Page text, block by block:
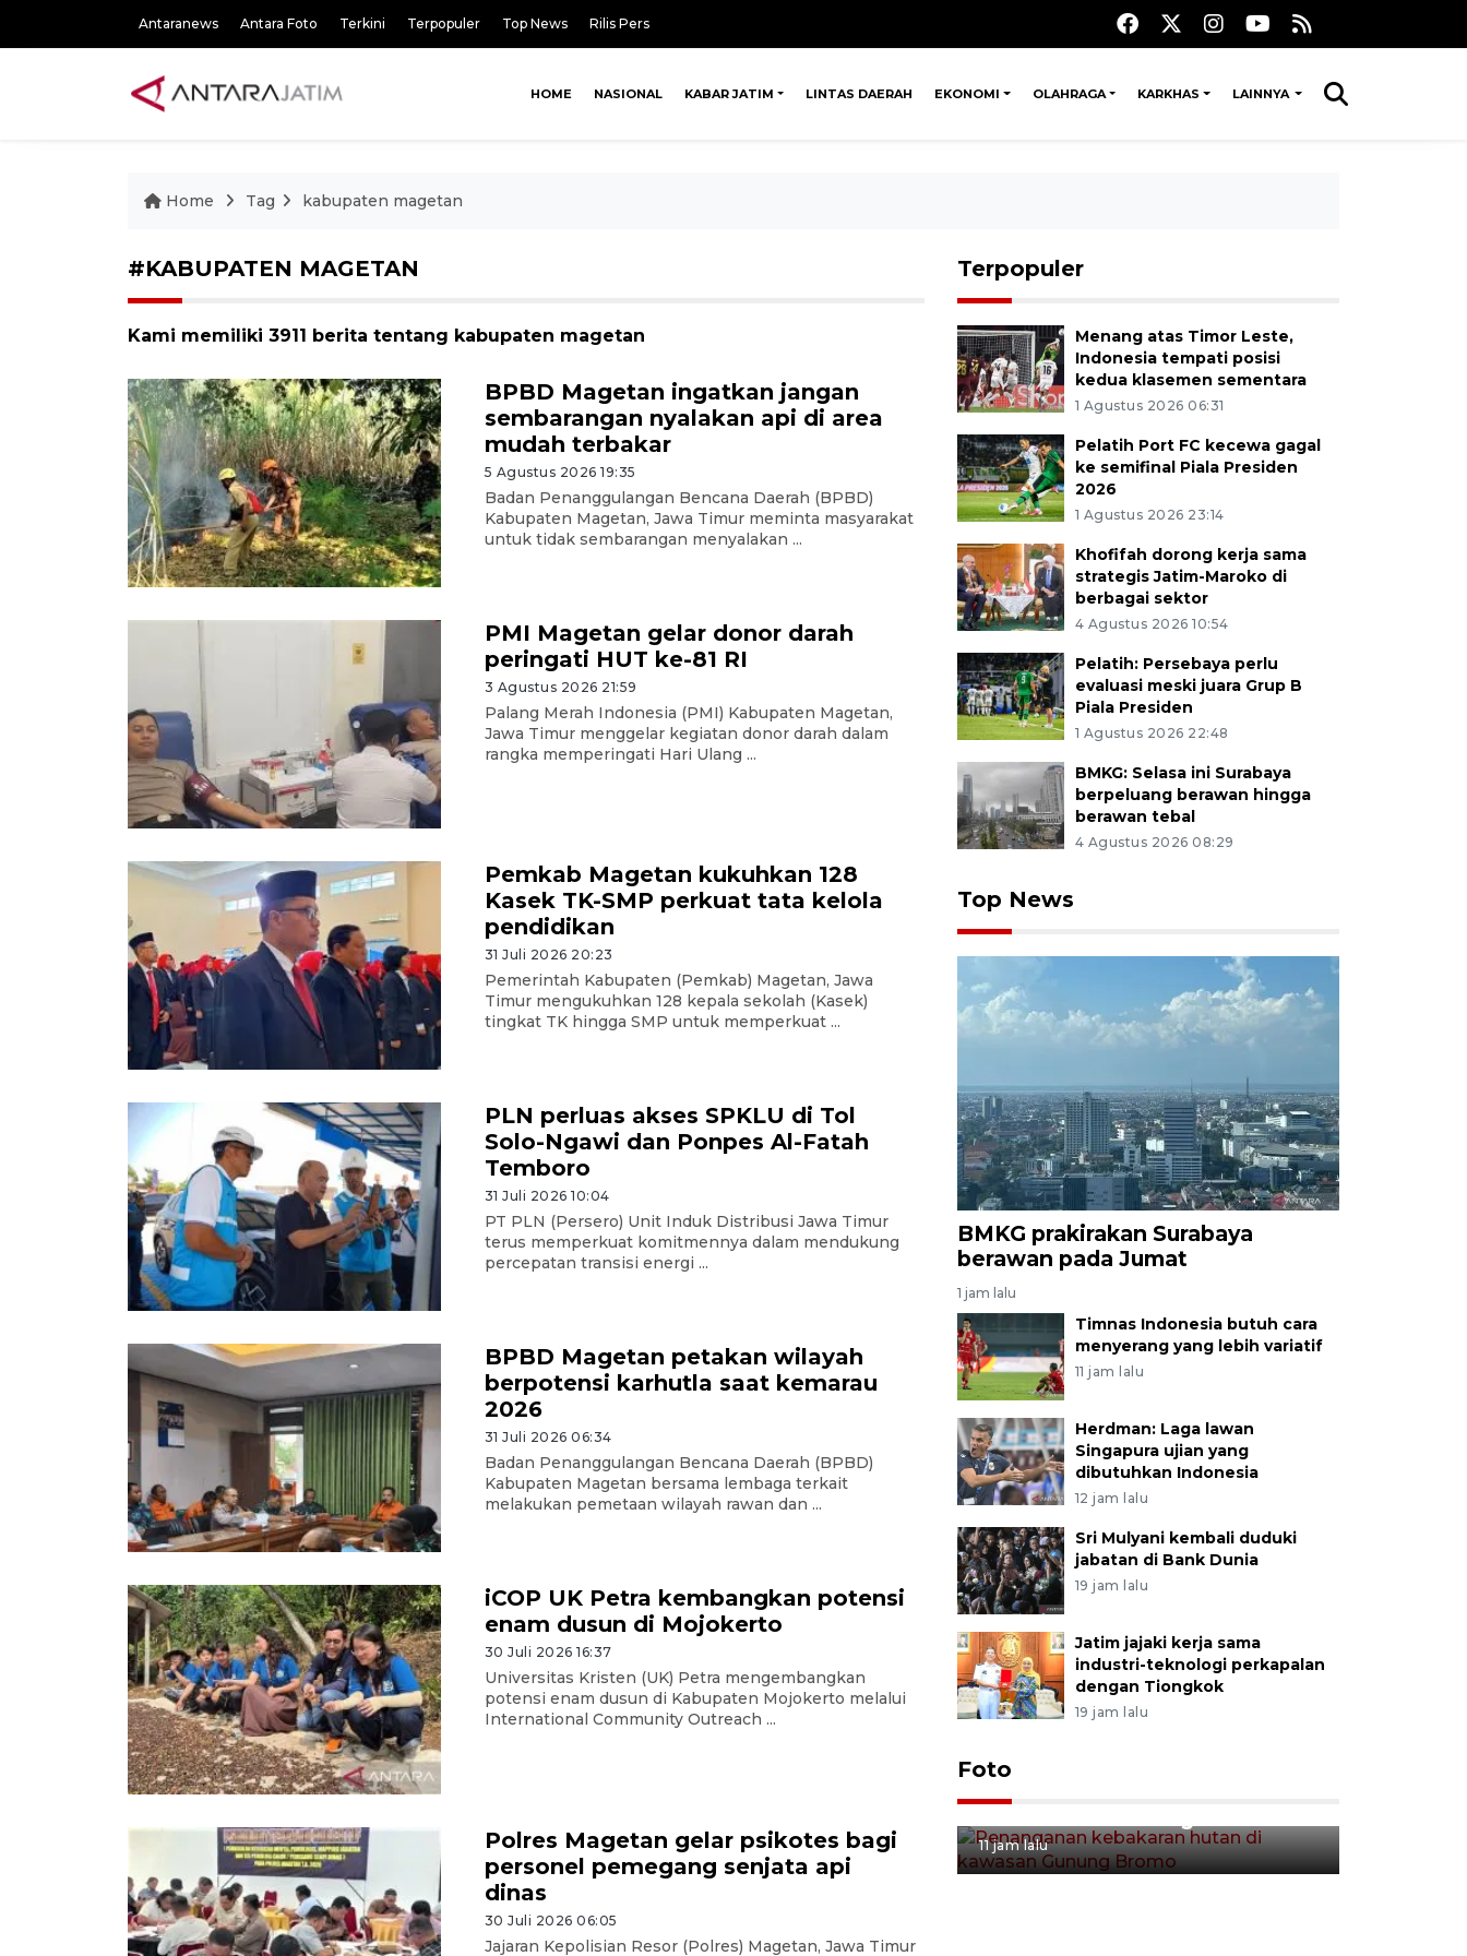
Antaranews Antara Foto Terkini Terpopuler Top News Rilis Pers
HOME NASIONAL KABAR JATIM LINTAS DAERAH EKONOMI OLAHRAGA KARKHAS LAINNYA
Home Tag kabupaten magetan
#KABUPATEN MAGETAN
Kami memiliki 3911 berita tentang kabupaten magetan
BPBD Magetan ingatkan jangan
sembarangan nyalakan api di area
mudah terbakar
5 Agustus 2026 19:35
Badan Penanggulangan Bencana Daerah (BPBD)
Kabupaten Magetan, Jawa Timur meminta masyarakat
untuk tidak sembarangan menyalakan ...
PMI Magetan gelar donor darah
peringati HUT ke-81 RI
3 Agustus 2026 21:59
Palang Merah Indonesia (PMI) Kabupaten Magetan,
Jawa Timur menggelar kegiatan donor darah dalam
rangka memperingati Hari Ulang ...
Pemkab Magetan kukuhkan 128
Kasek TK-SMP perkuat tata kelola
pendidikan
31 Juli 2026 20:23
Pemerintah Kabupaten (Pemkab) Magetan, Jawa
Timur mengukuhkan 128 kepala sekolah (Kasek)
tingkat TK hingga SMP untuk memperkuat ...
PLN perluas akses SPKLU di Tol
Solo-Ngawi dan Ponpes Al-Fatah
Temboro
31 Juli 2026 10:04
PT PLN (Persero) Unit Induk Distribusi Jawa Timur
terus memperkuat komitmennya dalam mendukung
percepatan transisi energi ...
BPBD Magetan petakan wilayah
berpotensi karhutla saat kemarau
2026
31 Juli 2026 06:34
Badan Penanggulangan Bencana Daerah (BPBD)
Kabupaten Magetan bersama lembaga terkait
melakukan pemetaan wilayah rawan dan ...
iCOP UK Petra kembangkan potensi
enam dusun di Mojokerto
30 Juli 2026 16:37
Universitas Kristen (UK) Petra mengembangkan
potensi enam dusun di Kabupaten Mojokerto melalui
International Community Outreach ...
Polres Magetan gelar psikotes bagi
personel pemegang senjata api
dinas
30 Juli 2026 06:05
Jajaran Kepolisian Resor (Polres) Magetan, Jawa Timur
Terpopuler
Menang atas Timor Leste,
Indonesia tempati posisi
kedua klasemen sementara
1 Agustus 2026 06:31
Pelatih Port FC kecewa gagal
ke semifinal Piala Presiden
2026
1 Agustus 2026 23:14
Khofifah dorong kerja sama
strategis Jatim-Maroko di
berbagai sektor
4 Agustus 2026 10:54
Pelatih: Persebaya perlu
evaluasi meski juara Grup B
Piala Presiden
1 Agustus 2026 22:48
BMKG: Selasa ini Surabaya
berpeluang berawan hingga
berawan tebal
4 Agustus 2026 08:29
Top News
BMKG prakirakan Surabaya
berawan pada Jumat
1 jam lalu
Timnas Indonesia butuh cara
menyerang yang lebih variatif
11 jam lalu
Herdman: Laga lawan
Singapura ujian yang
dibutuhkan Indonesia
12 jam lalu
Sri Mulyani kembali duduki
jabatan di Bank Dunia
19 jam lalu
Jatim jajaki kerja sama
industri-teknologi perkapalan
dengan Tiongkok
19 jam lalu
Foto
Penanganan kebakaran hutan
11 jam lalu